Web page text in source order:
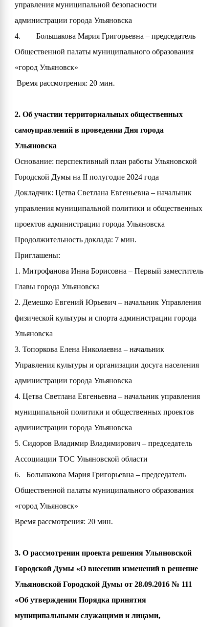
управления муниципальной безопасности
администрации города Ульяновска
4. Большакова Мария Григорьевна – председатель
Общественной палаты муниципального образования
«город Ульяновск»
Время рассмотрения: 20 мин.
2. Об участии территориальных общественных
самоуправлений в проведении Дня города
Ульяновска
Основание: перспективный план работы Ульяновской
Городской Думы на II полугодие 2024 года
Докладчик: Цетва Светлана Евгеньевна – начальник
управления муниципальной политики и общественных
проектов администрации города Ульяновска
Продолжительность доклада: 7 мин.
Приглашены:
1. Митрофанова Инна Борисовна – Первый заместитель
Главы города Ульяновска
2. Демешко Евгений Юрьевич – начальник Управления
физической культуры и спорта администрации города
Ульяновска
3. Топоркова Елена Николаевна – начальник
Управления культуры и организации досуга населения
администрации города Ульяновска
4. Цетва Светлана Евгеньевна – начальник управления
муниципальной политики и общественных проектов
администрации города Ульяновска
5. Сидоров Владимир Владимирович – председатель
Ассоциации ТОС Ульяновской области
6. Большакова Мария Григорьевна – председатель
Общественной палаты муниципального образования
«город Ульяновск»
Время рассмотрения: 20 мин.
3. О рассмотрении проекта решения Ульяновской
Городской Думы «О внесении изменений в решение
Ульяновской Городской Думы от 28.09.2016 № 111
«Об утверждении Порядка принятия
муниципальными служащими и лицами,